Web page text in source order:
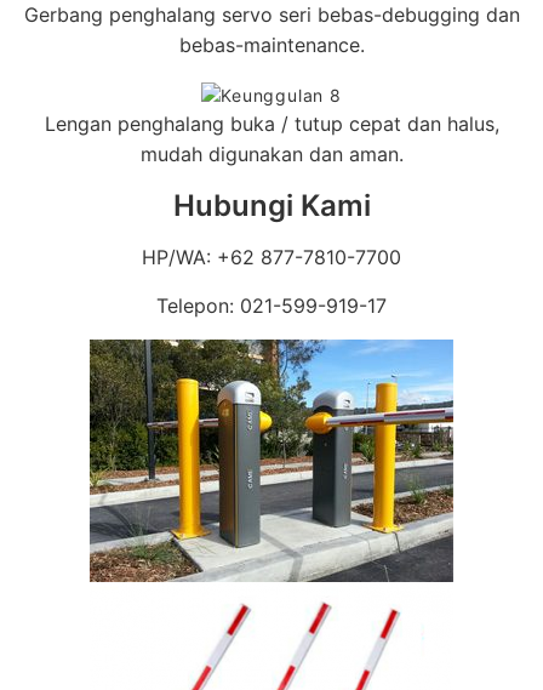
Gerbang penghalang servo seri bebas-debugging dan
bebas-maintenance.
Lengan penghalang buka / tutup cepat dan halus,
mudah digunakan dan aman.
Hubungi Kami
HP/WA: +62 877-7810-7700
Telepon: 021-599-919-17